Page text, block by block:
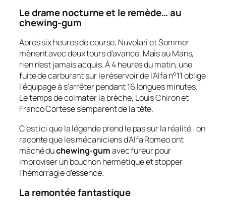
Le drame nocturne et le remède… au
chewing-gum
Après six heures de course, Nuvolari et Sommer
mènent avec deux tours d’avance. Mais au Mans,
rien n’est jamais acquis. À 4 heures du matin, une
fuite de carburant sur le réservoir de l’Alfa n°11 oblige
l’équipage à s’arrêter pendant 16 longues minutes.
Le temps de colmater la brèche, Louis Chiron et
Franco Cortese s’emparent de la tête.
C’est ici que la légende prend le pas sur la réalité : on
raconte que les mécaniciens d’Alfa Romeo ont
mâché duchewing-gumavec fureur pour
improviser un bouchon hermétique et stopper
l’hémorragie d’essence.
La remontée fantastique